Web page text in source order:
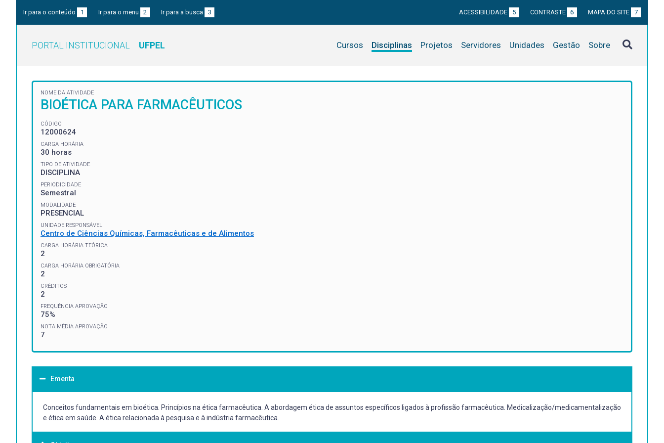
Ir para o conteúdo 1 Ir para o menu 2 Ir para a busca 3 ACESSIBILIDADE 5 CONTRASTE 6 MAPA DO SITE 7
PORTAL INSTITUCIONAL UFPEL Cursos Disciplinas Projetos Servidores Unidades Gestão Sobre
NOME DA ATIVIDADE
BIOÉTICA PARA FARMACÊUTICOS
CÓDIGO
12000624
CARGA HORÁRIA
30 horas
TIPO DE ATIVIDADE
DISCIPLINA
PERIODICIDADE
Semestral
MODALIDADE
PRESENCIAL
UNIDADE RESPONSÁVEL
Centro de Ciências Químicas, Farmacêuticas e de Alimentos
CARGA HORÁRIA TEÓRICA
2
CARGA HORÁRIA OBRIGATÓRIA
2
CRÉDITOS
2
FREQUÊNCIA APROVAÇÃO
75%
NOTA MÉDIA APROVAÇÃO
7
Ementa
Conceitos fundamentais em bioética. Princípios na ética farmacêutica. A abordagem ética de assuntos específicos ligados à profissão farmacêutica. Medicalização/medicamentalização
e ética em saúde. A ética relacionada à pesquisa e à indústria farmacêutica.